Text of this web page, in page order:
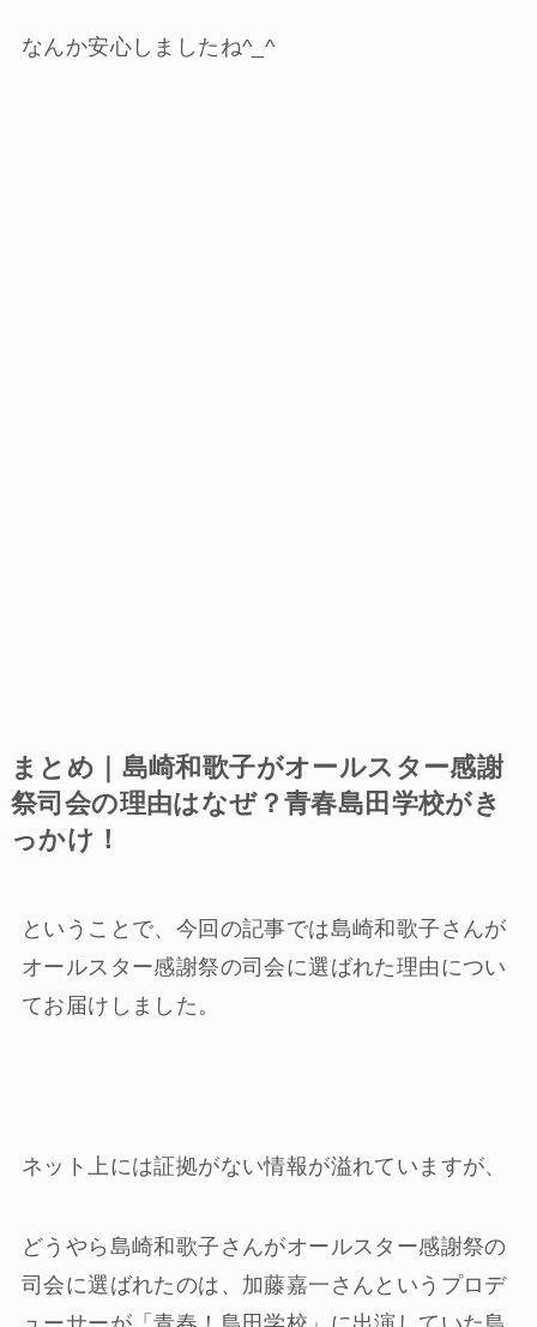
なんか安心しましたね^_^
まとめ｜島崎和歌子がオールスター感謝
祭司会の理由はなぜ？青春島田学校がき
っかけ！
ということで、今回の記事では島崎和歌子さんが
オールスター感謝祭の司会に選ばれた理由につい
てお届けしました。
ネット上には証拠がない情報が溢れていますが、
どうやら島崎和歌子さんがオールスター感謝祭の
司会に選ばれたのは、加藤嘉一さんというプロデ